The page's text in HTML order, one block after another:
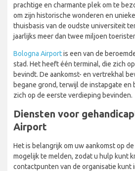
prachtige en charmante plek om te
om zijn historische wonderen en
thuisbasis van de oudste universiteit
jaarlijks meer dan twee miljoen
Bologna Airportis een van de
stad. Het heeft één terminal, die zich
bevindt. De aankomst- en vertrekhal
begane grond, terwijl de instapgate
zich op de eerste verdieping bevinden.
Diensten voor
Airport
Het is belangrijk om uw aankomst op
mogelijk te melden, zodat u hulp kunt
contactpunten van de organisatie kunt